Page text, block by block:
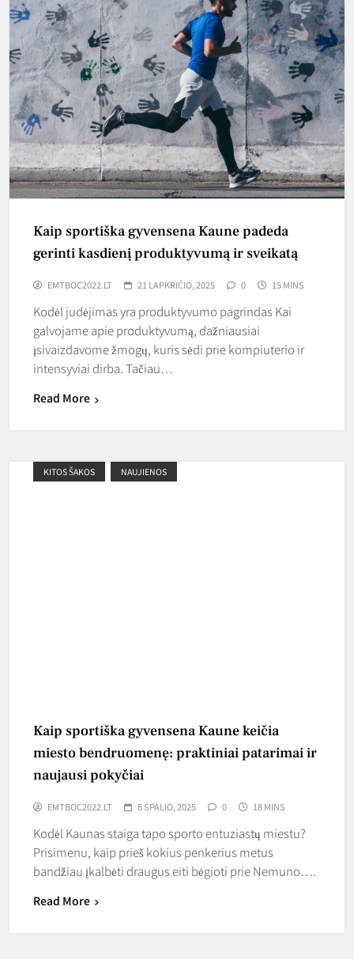
Kaip sportiška gyvensena Kaune padeda
gerinti kasdienį produktyvumą ir sveikatą
EMTBOC2022.LT 21 LAPKRIČIO, 2025 0 15 MINS
Kodėl judėjimas yra produktyvumo pagrindas Kai
galvojame apie produktyvumą, dažniausiai
įsivaizdavome žmogų, kuris sėdi prie kompiuterio ir
intensyviai dirba. Tačiau…
Read More
KITOS ŠAKOS NAUJIENOS
Kaip sportiška gyvensena Kaune keičia
miesto bendruomenę: praktiniai patarimai ir
naujausi pokyčiai
EMTBOC2022.LT 6 SPALIO, 2025 0 18 MINS
Kodėl Kaunas staiga tapo sporto entuziastų miestu?
Prisimenu, kaip prieš kokius penkerius metus
bandžiau įkalbėti draugus eiti bėgioti prie Nemuno….
Read More